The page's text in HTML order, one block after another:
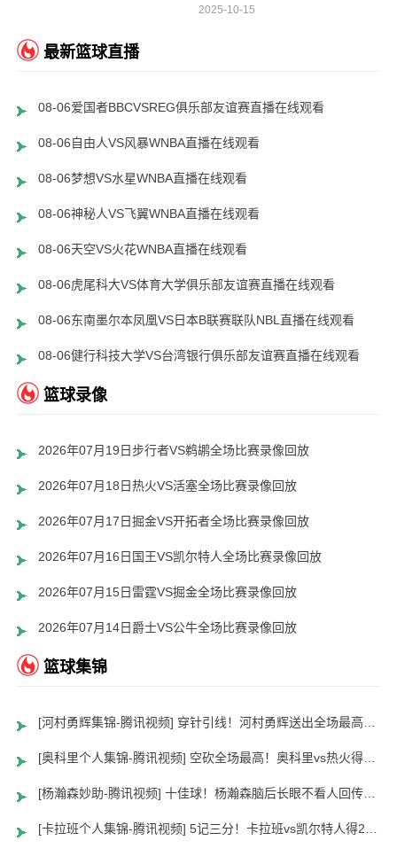
2025-10-15
最新篮球直播
08-06爱国者BBCVSREG俱乐部友谊赛直播在线观看
08-06自由人VS风暴WNBA直播在线观看
08-06梦想VS水星WNBA直播在线观看
08-06神秘人VS飞翼WNBA直播在线观看
08-06天空VS火花WNBA直播在线观看
08-06虎尾科大VS体育大学俱乐部友谊赛直播在线观看
08-06东南墨尔本凤凰VS日本B联赛联队NBL直播在线观看
08-06健行科技大学VS台湾银行俱乐部友谊赛直播在线观看
篮球录像
2026年07月19日步行者VS鹈鹕全场比赛录像回放
2026年07月18日热火VS活塞全场比赛录像回放
2026年07月17日掘金VS开拓者全场比赛录像回放
2026年07月16日国王VS凯尔特人全场比赛录像回放
2026年07月15日雷霆VS掘金全场比赛录像回放
2026年07月14日爵士VS公牛全场比赛录像回放
篮球集锦
[奥科里个人集锦-腾讯视频] 空砍全场最高！奥科里vs热火得27分4板
[杨瀚森妙助-腾讯视频] 十佳球！杨瀚森脑后长眼不看人回传助队友暴扣